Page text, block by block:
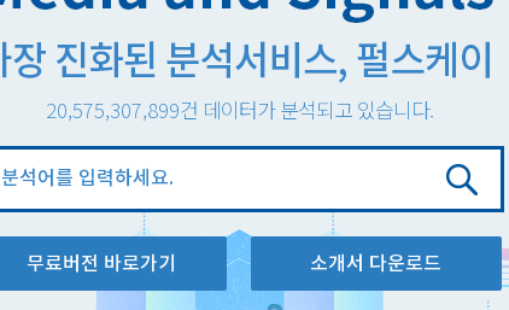
20,575,307,899건 데이터가 분석되고 있습니다.
무료버전 바로가기 소개서 다운로드